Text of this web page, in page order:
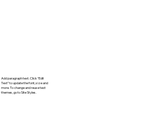
Add paragraph text. Click “Edit
Text” to update the font, size and
more. To change and reuse text
themes, go to Site Styles.